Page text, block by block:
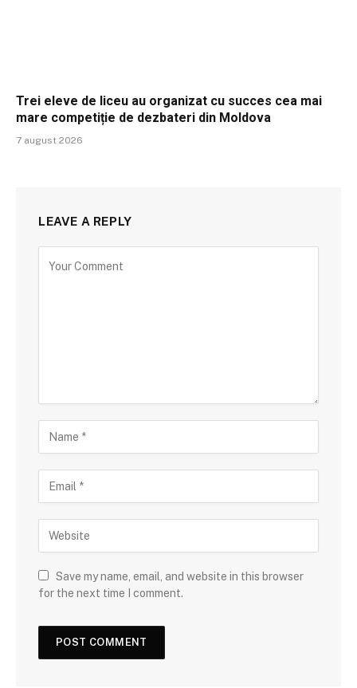
Trei eleve de liceu au organizat cu succes cea mai
mare competiție de dezbateri din Moldova
7 august 2026
LEAVE A REPLY
Save my name, email, and website in this browser
for the next time I comment.